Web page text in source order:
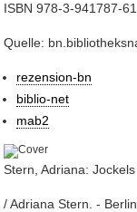
ISBN 978-3-941787-
Quelle:
rezension-bn
biblio-net
mab2
Stern, Adriana:
/ Adriana Stern. -